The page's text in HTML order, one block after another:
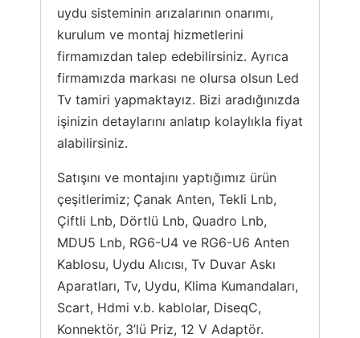
uydu sisteminin arızalarının onarımı,
kurulum ve montaj hizmetlerini
firmamızdan talep edebilirsiniz. Ayrıca
firmamızda markası ne olursa olsun Led
Tv tamiri yapmaktayız. Bizi aradığınızda
işinizin detaylarını anlatıp kolaylıkla fiyat
alabilirsiniz.
Satışını ve montajını yaptığımız ürün
çeşitlerimiz; Çanak Anten, Tekli Lnb,
Çiftli Lnb, Dörtlü Lnb, Quadro Lnb,
MDU5 Lnb, RG6-U4 ve RG6-U6 Anten
Kablosu, Uydu Alıcısı, Tv Duvar Askı
Aparatları, Tv, Uydu, Klima Kumandaları,
Scart, Hdmi v.b. kablolar, DiseqC,
Konnektör, 3’lü Priz, 12 V Adaptör.